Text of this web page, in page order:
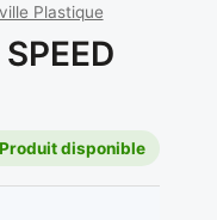
Plastique
disponible